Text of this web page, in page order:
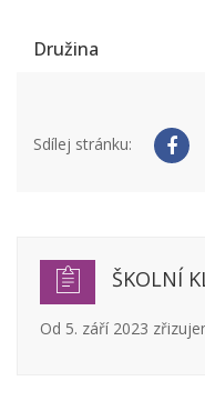
Družina
Sdílej stránku:
ŠKOLNÍ
Od 5. září 2023